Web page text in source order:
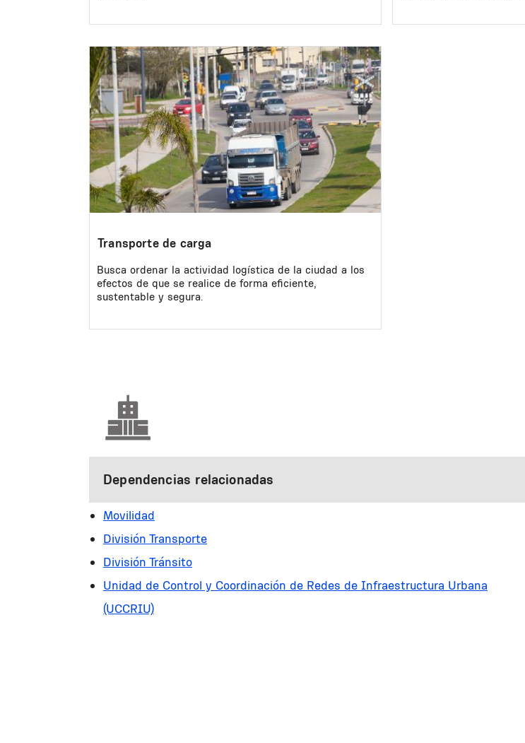
Image
Transporte de carga
Busca ordenar la actividad logística de la ciudad a los
efectos de que se realice de forma eficiente,
sustentable y segura.
Dependencias relacionadas
Movilidad
División Transporte
División Tránsito
Unidad de Control y Coordinación de Redes de Infraestructura Urbana
(UCCRIU)